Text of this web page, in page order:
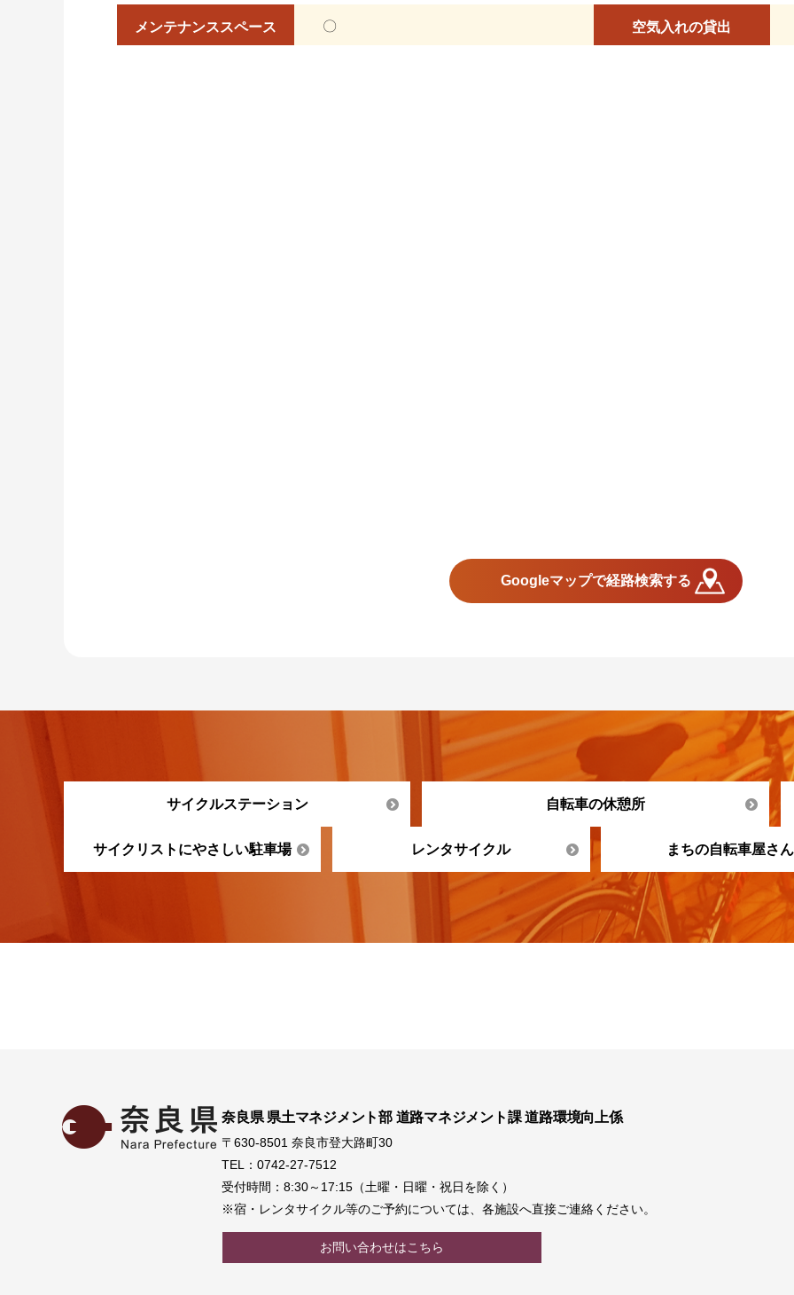
メンテナンススペース 〇 空気入れの貸出
Googleマップで経路検索する
サイクルステーション 自転車の休憩所
サイクリストにやさしい駐車場 レンタサイクル まちの自転車屋さん
奈良県 県土マネジメント部 道路マネジメント課 道路環境向上係
〒630-8501 奈良市登大路町30
TEL：0742-27-7512
受付時間：8:30～17:15（土曜・日曜・祝日を除く）
※宿・レンタサイクル等のご予約については、各施設へ直接ご連絡ください。
お問い合わせはこちら